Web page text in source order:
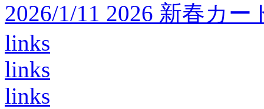
2026/1/11 2026 新春カ
links
links
links